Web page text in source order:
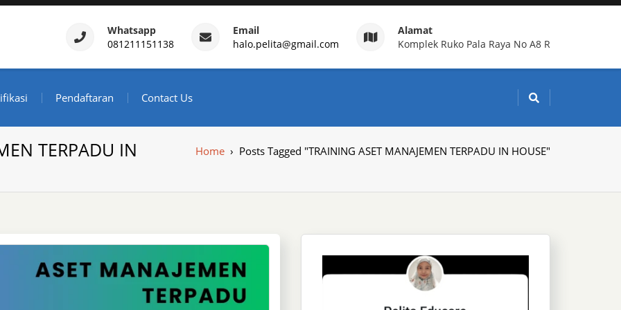
– Daftar Training Indonesia
Whatsapp
081211151138
Email
halo.pelita@gmail.com
Alamat
Komplek Ruko Pala Raya No A8 R
Pendaftaran Contact Us
TERPADU IN Home › Posts Tagged "TRAINING ASET MANAJEMEN TERPADU IN HOUSE"